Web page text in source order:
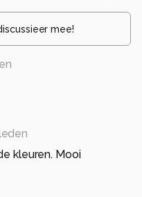
mee!
kleuren. Mooi